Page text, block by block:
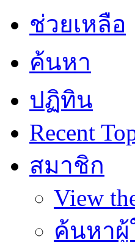
ช่วยเหลือ
ค้นหา
ปฏิทิน
Recent
สมาชิก
View
ค้นหาผู้